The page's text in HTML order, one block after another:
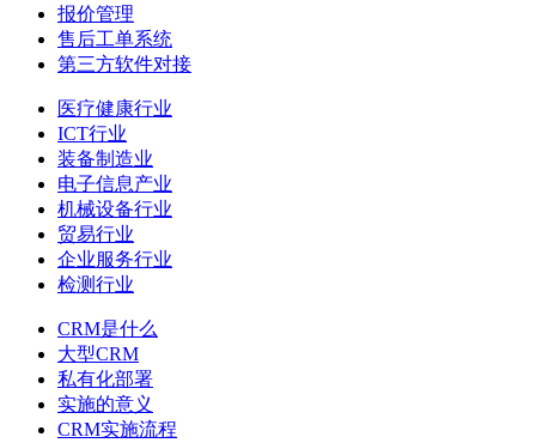
报价管理
售后工单系统
第三方软件对接
医疗健康行业
ICT行业
装备制造业
电子信息产业
机械设备行业
贸易行业
企业服务行业
检测行业
CRM是什么
大型CRM
私有化部署
实施的意义
CRM实施流程